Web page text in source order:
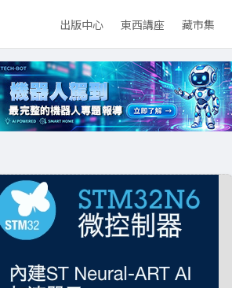
出版中心 東西講座 藏市集